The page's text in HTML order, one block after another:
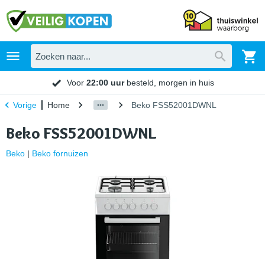
Voor 22:00 uurbesteld, morgen in huis
Vorige Home Beko FSS52001DWNL
Beko FSS52001DWNL
Beko | Beko fornuizen